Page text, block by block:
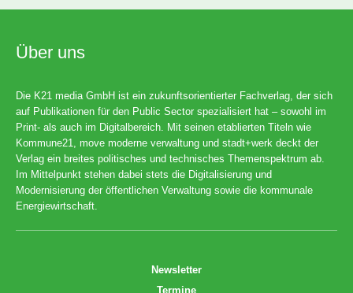
Über uns
Die K21 media GmbH ist ein zukunftsorientierter Fachverlag, der sich
auf Publikationen für den Public Sector spezialisiert hat – sowohl im
Print- als auch im Digitalbereich. Mit seinen etablierten Titeln wie
Kommune21, move moderne verwaltung und stadt+werk deckt der
Verlag ein breites politisches und technisches Themenspektrum ab.
Im Mittelpunkt stehen dabei stets die Digitalisierung und
Modernisierung der öffentlichen Verwaltung sowie die kommunale
Energiewirtschaft.
Newsletter
Termine